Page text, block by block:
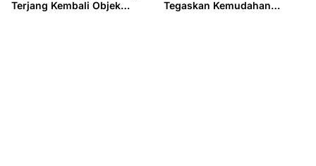
Terjang Kembali Objek
Tegaskan Kemudahan